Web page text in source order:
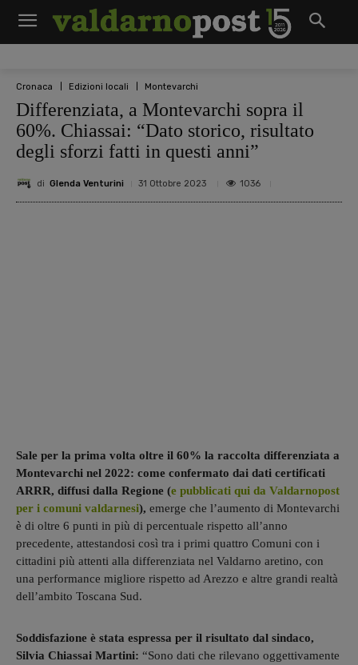
Cronaca Edizioni locali Montevarchi
Differenziata, a Montevarchi sopra il
60%. Chiassai: “Dato storico, risultato
degli sforzi fatti in questi anni”
di Glenda Venturini 31 Ottobre 2023 1036
Sale per la prima volta oltre il 60% la raccolta differenziata a
Montevarchi nel 2022: come confermato dai dati certificati
ARRR, diffusi dalla Regione (e pubblicati qui da Valdarnopost
per i comuni valdarnesi), emerge che l’aumento di Montevarchi
è di oltre 6 punti in più di percentuale rispetto all’anno
precedente, attestandosi così tra i primi quattro Comuni con i
cittadini più attenti alla differenziata nel Valdarno aretino, con
una performance migliore rispetto ad Arezzo e altre grandi realtà
dell’ambito Toscana Sud.
Soddisfazione è stata espressa per il risultato dal sindaco,
Silvia Chiassai Martini: “Sono dati che rilevano oggettivamente